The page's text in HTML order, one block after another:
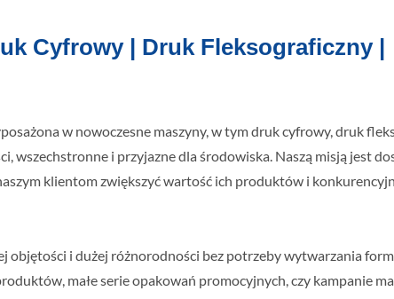
Cyfrowy | Druk Fleksograficzny |
w nowoczesne maszyny, w tym druk cyfrowy, druk
wszechstronne i przyjazne dla środowiska. Naszą misją jest
klientom zwiększyć wartość ich produktów i
i dużej różnorodności bez potrzeby wytwarzania
małe serie opakowań promocyjnych, czy kampanie